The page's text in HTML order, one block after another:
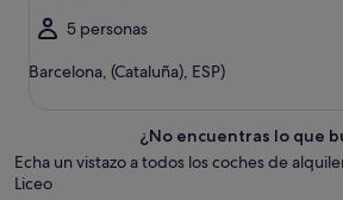
5 personas
Barcelona, (Cataluña), ESP)
¿No encuentras lo que
Echa un vistazo a todos los coches de
Liceo